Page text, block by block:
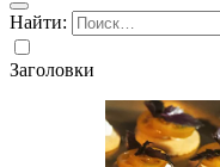
Найти:
Заголовки